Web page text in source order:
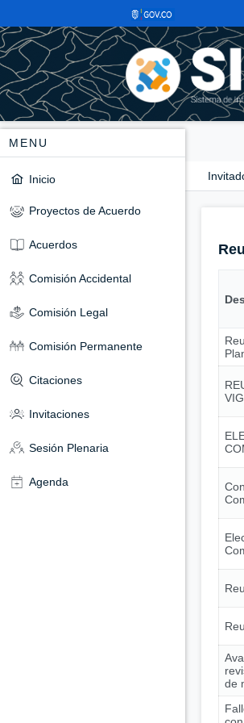
MENU
Inicio
Proyectos de Acuerdo
Acuerdos
Comisión Accidental
Comisión Legal
Comisión Permanente
Citaciones
Invitaciones
Sesión Plenaria
Agenda
de